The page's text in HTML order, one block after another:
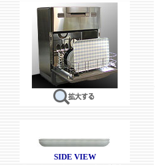
SIDE VIEW